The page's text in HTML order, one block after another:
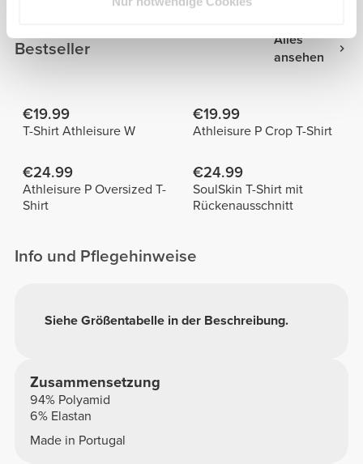
Bestseller
Alles
ansehen
€19.99
T-Shirt Athleisure W
€19.99
Athleisure P Crop T-Shirt
€24.99
Athleisure P Oversized T-
Shirt
€24.99
SoulSkin T-Shirt mit
Rückenausschnitt
Info und Pflegehinweise
Siehe Größentabelle in der Beschreibung.
Zusammensetzung
94% Polyamid
6% Elastan
Made in Portugal